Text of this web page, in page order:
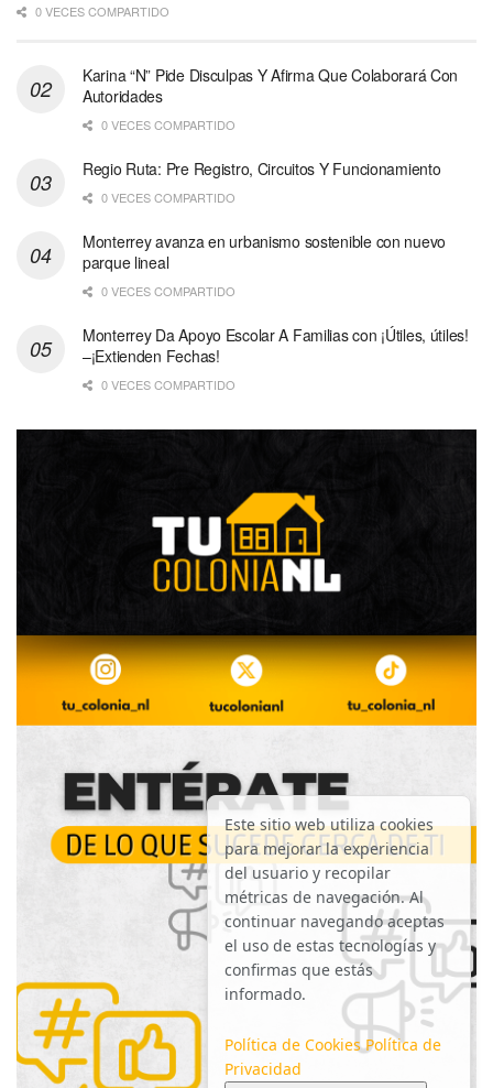
0 VECES COMPARTIDO
Karina “N” Pide Disculpas Y Afirma Que Colaborará Con
Autoridades
0 VECES COMPARTIDO
Regio Ruta: Pre Registro, Circuitos Y Funcionamiento
0 VECES COMPARTIDO
Monterrey avanza en urbanismo sostenible con nuevo
parque lineal
0 VECES COMPARTIDO
Monterrey Da Apoyo Escolar A Familias con ¡Útiles, útiles!
–¡Extienden Fechas!
0 VECES COMPARTIDO
Este sitio web utiliza cookies
para mejorar la experiencia
del usuario y recopilar
métricas de navegación. Al
continuar navegando aceptas
el uso de estas tecnologías y
confirmas que estás
informado.
Política de Cookies Política de
Privacidad